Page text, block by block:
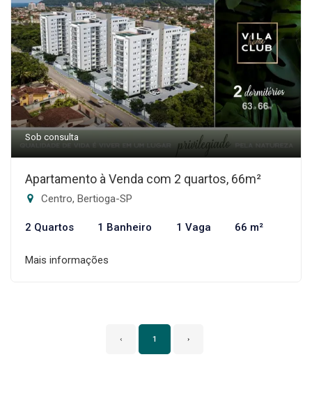
Sob consulta
Apartamento à Venda com 2 quartos, 66m²
Centro, Bertioga-SP
2 Quartos 1 Banheiro 1 Vaga 66 m²
Mais informações
‹ 1 ›